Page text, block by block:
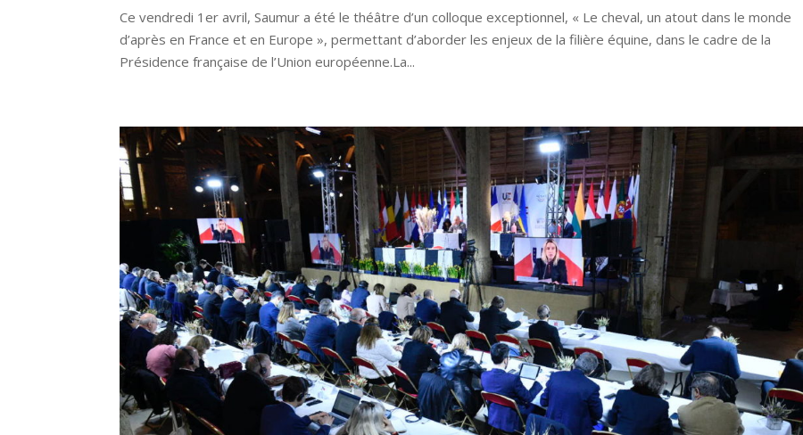
Ce vendredi 1er avril, Saumur a été le théâtre d’un colloque exceptionnel, « Le cheval, un atout dans le monde
d’après en France et en Europe », permettant d’aborder les enjeux de la filière équine, dans le cadre de la
Présidence française de l’Union européenne.La...